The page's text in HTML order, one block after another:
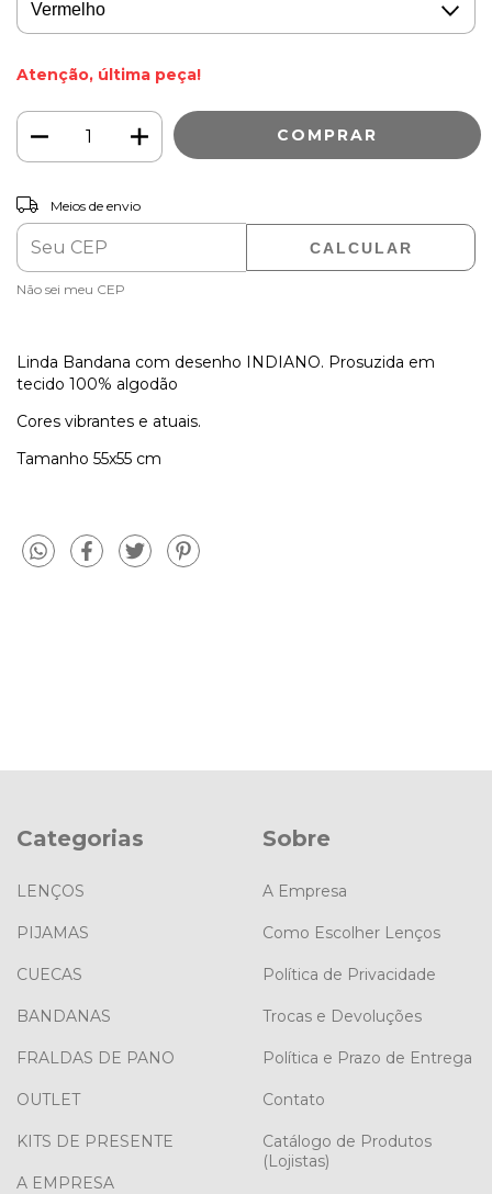
Atenção, última peça!
Entregas para o CEP:
Meios de envio
CALCULAR
Não sei meu CEP
Linda Bandana com desenho INDIANO. Prosuzida em
tecido 100% algodão
Cores vibrantes e atuais.
Tamanho 55x55 cm
Categorias
LENÇOS
PIJAMAS
CUECAS
BANDANAS
FRALDAS DE PANO
OUTLET
KITS DE PRESENTE
A EMPRESA
Sobre
A Empresa
Como Escolher Lenços
Política de Privacidade
Trocas e Devoluções
Política e Prazo de Entrega
Contato
Catálogo de Produtos
(Lojistas)